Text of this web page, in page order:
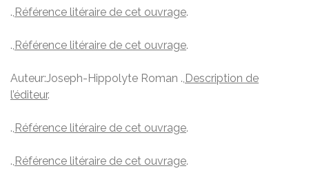
., Référence litéraire de cet ouvrage.
., Référence litéraire de cet ouvrage.
Auteur:Joseph-Hippolyte Roman ., Description de
l’éditeur.
., Référence litéraire de cet ouvrage.
., Référence litéraire de cet ouvrage.